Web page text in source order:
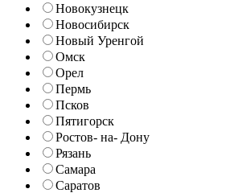
Новокузнецк
Новосибирск
Новый Уренгой
Омск
Орел
Пермь
Псков
Пятигорск
Ростов- на- Дону
Рязань
Самара
Саратов